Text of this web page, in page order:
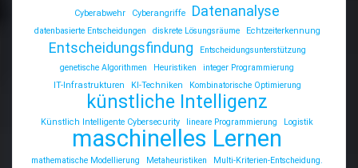
Cyberabwehr
Cyberangriffe Datenanalyse
datenbasierte Entscheidungen diskrete Lösungsräume Echtzeiterkennung
Entscheidungsfindung
Entscheidungsunterstützung
genetische Algorithmen
Heuristiken
integer Programmierung
IT-Infrastrukturen
KI-Techniken Kombinatorische Optimierung
künstliche Intelligenz
Künstlich Intelligente Cybersecurity lineare Programmierung Logistik
maschinelles Lernen
mathematische Modellierung Metaheuristiken Multi-Kriterien-Entscheidung.